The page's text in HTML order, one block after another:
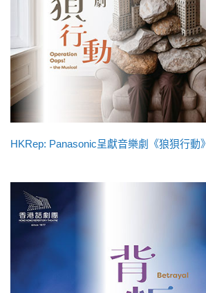
HKRep: Panasonic呈獻音樂劇《狼狽行動》